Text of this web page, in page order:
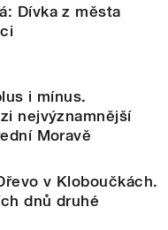
Dívka z města
i mínus.
nejvýznamnější
Moravě
v Kloboučkách.
dnů druhé